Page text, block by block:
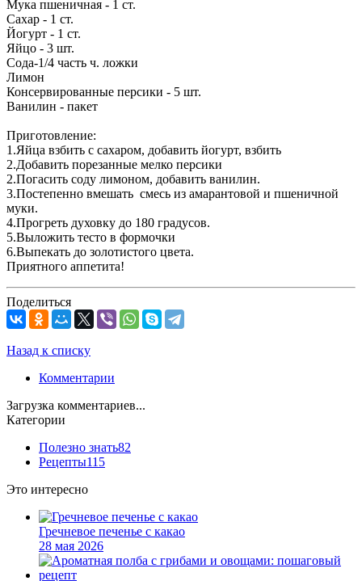
Мука пшеничная - 1 ст.
Сахар - 1 ст.
Йогурт - 1 ст.
Яйцо - 3 шт.
Сода-1/4 часть ч. ложки
Лимон
Консервированные персики - 5 шт.
Ванилин - пакет
Приготовление:
1.Яйца взбить с сахаром, добавить йогурт, взбить
2.Добавить порезанные мелко персики
2.Погасить соду лимоном, добавить ванилин.
3.Постепенно вмешать смесь из амарантовой и пшеничной
муки.
4.Прогреть духовку до 180 градусов.
5.Выложить тесто в формочки
6.Выпекать до золотистого цвета.
Приятного аппетита!
Поделиться
Назад к списку
Комментарии
Загрузка комментариев...
Категории
Полезно знать82
Рецепты115
Это интересно
Гречневое печенье с какао
28 мая 2026